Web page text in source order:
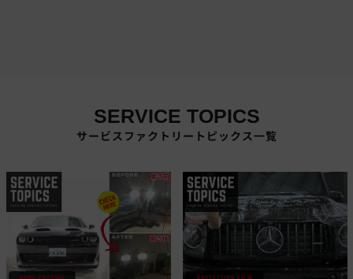
SERVICE TOPICS
サービスファクトリートピックス一覧